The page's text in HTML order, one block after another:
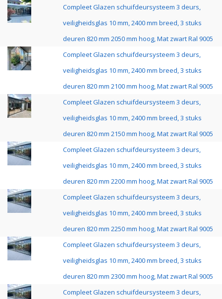
Compleet Glazen schuifdeursysteem 3 deurs,
veiligheidsglas 10 mm, 2400 mm breed, 3 stuks
deuren 820 mm 2050 mm hoog, Mat zwart Ral 9005
Compleet Glazen schuifdeursysteem 3 deurs,
veiligheidsglas 10 mm, 2400 mm breed, 3 stuks
deuren 820 mm 2100 mm hoog, Mat zwart Ral 9005
Compleet Glazen schuifdeursysteem 3 deurs,
veiligheidsglas 10 mm, 2400 mm breed, 3 stuks
deuren 820 mm 2150 mm hoog, Mat zwart Ral 9005
Compleet Glazen schuifdeursysteem 3 deurs,
veiligheidsglas 10 mm, 2400 mm breed, 3 stuks
deuren 820 mm 2200 mm hoog, Mat zwart Ral 9005
Compleet Glazen schuifdeursysteem 3 deurs,
veiligheidsglas 10 mm, 2400 mm breed, 3 stuks
deuren 820 mm 2250 mm hoog, Mat zwart Ral 9005
Compleet Glazen schuifdeursysteem 3 deurs,
veiligheidsglas 10 mm, 2400 mm breed, 3 stuks
deuren 820 mm 2300 mm hoog, Mat zwart Ral 9005
Compleet Glazen schuifdeursysteem 3 deurs,